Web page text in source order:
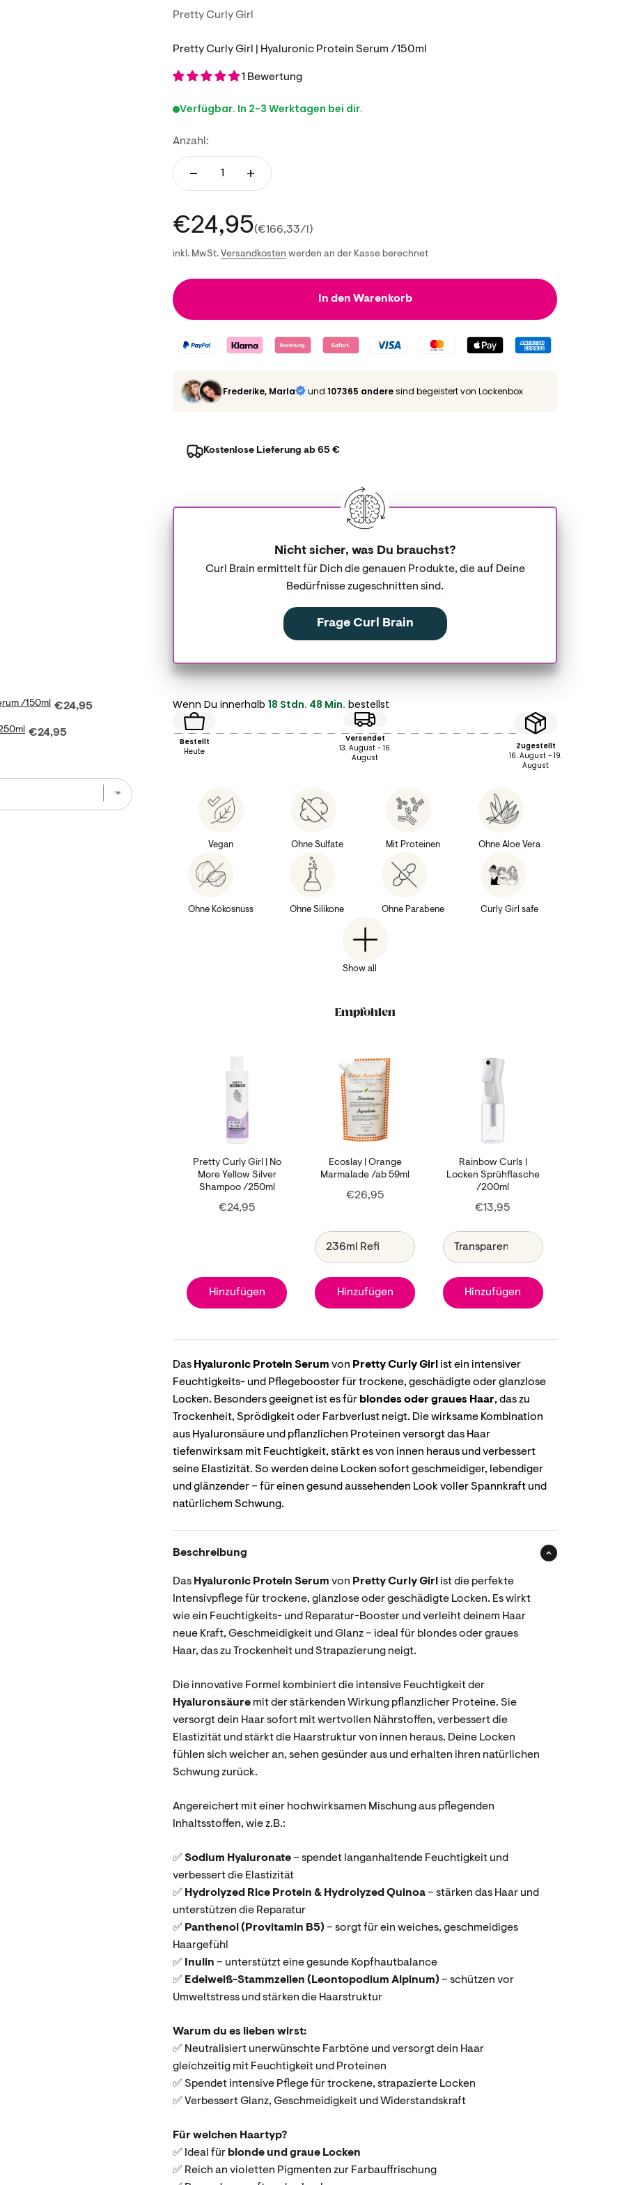
for bundle
/150ml Price
€24,95
/250ml for bundle
Price
€24,95
Pretty Curly Girl
Pretty Curly Girl | Hyaluronic Protein Serum /150ml
1 Bewertung
Verfügbar. In 2-3 Werktagen bei dir.
Anzahl:
Angebot
€24,95(€166,33/l)
inkl. MwSt. Versandkosten werden an der Kasse berechnet
In den Warenkorb
Frederike, Marla und 107365 anderesind begeistert von Lockenbox
Kostenlose Lieferung ab 65 €
Nicht sicher, was Du brauchst?
Curl Brain ermittelt für Dich die genauen Produkte, die auf Deine
Bedürfnisse zugeschnitten sind.
Frage Curl Brain
Wenn Du innerhalb 18 Stdn. 48 Min. bestellst
Bestellt
Heute
Versendet
13. August - 16.
August
Zugestellt
16. August - 19.
August
Vegan Ohne Sulfate Mit Proteinen Ohne Aloe Vera
Ohne Kokosnuss Ohne Silikone Ohne Parabene Curly Girl safe
Show all
Empfohlen
Pretty Curly Girl | No
More Yellow Silver
Shampoo /250ml
Price
€24,95
Hinzufügen
Ecoslay | Orange
Marmalade /ab 59ml
Price
€26,95
Hinzufügen
Rainbow Curls |
Locken Sprühflasche
/200ml
Price
€13,95
Hinzufügen
Das Hyaluronic Protein Serum von Pretty Curly Girl ist ein intensiver
Feuchtigkeits- und Pflegebooster für trockene, geschädigte oder glanzlose
Locken. Besonders geeignet ist es für blondes oder graues Haar, das zu
Trockenheit, Sprödigkeit oder Farbverlust neigt. Die wirksame Kombination
aus Hyaluronsäure und pflanzlichen Proteinen versorgt das Haar
tiefenwirksam mit Feuchtigkeit, stärkt es von innen heraus und verbessert
seine Elastizität. So werden deine Locken sofort geschmeidiger, lebendiger
und glänzender – für einen gesund aussehenden Look voller Spannkraft und
natürlichem Schwung.
Beschreibung
Das Hyaluronic Protein Serum von Pretty Curly Girl ist die perfekte
Intensivpflege für trockene, glanzlose oder geschädigte Locken. Es wirkt
wie ein Feuchtigkeits- und Reparatur-Booster und verleiht deinem Haar
neue Kraft, Geschmeidigkeit und Glanz – ideal für blondes oder graues
Haar, das zu Trockenheit und Strapazierung neigt.
Die innovative Formel kombiniert die intensive Feuchtigkeit der
Hyaluronsäure mit der stärkenden Wirkung pflanzlicher Proteine. Sie
versorgt dein Haar sofort mit wertvollen Nährstoffen, verbessert die
Elastizität und stärkt die Haarstruktur von innen heraus. Deine Locken
fühlen sich weicher an, sehen gesünder aus und erhalten ihren natürlichen
Schwung zurück.
Angereichert mit einer hochwirksamen Mischung aus pflegenden
Inhaltsstoffen, wie z.B.:
✅ Sodium Hyaluronate– spendet langanhaltende Feuchtigkeit und
verbessert die Elastizität
✅ Hydrolyzed Rice Protein & Hydrolyzed Quinoa– stärken das Haar und
unterstützen die Reparatur
✅ Panthenol (Provitamin B5)– sorgt für ein weiches, geschmeidiges
Haargefühl
✅
Inulin – unterstützt eine gesunde Kopfhautbalance
✅ Edelweiß-Stammzellen (Leontopodium Alpinum)– schützen vor
Umweltstress und stärken die Haarstruktur
Warum du es lieben wirst:
✅ Neutralisiert unerwünschte Farbtöne und versorgt dein Haar
gleichzeitig mit Feuchtigkeit und Proteinen
✅ Spendet intensive Pflege für trockene, strapazierte Locken
✅ Verbessert Glanz, Geschmeidigkeit und Widerstandskraft
Für welchen Haartyp?
✅ Ideal für blonde und graue Locken
✅ Reich an violetten Pigmenten zur Farbauffrischung